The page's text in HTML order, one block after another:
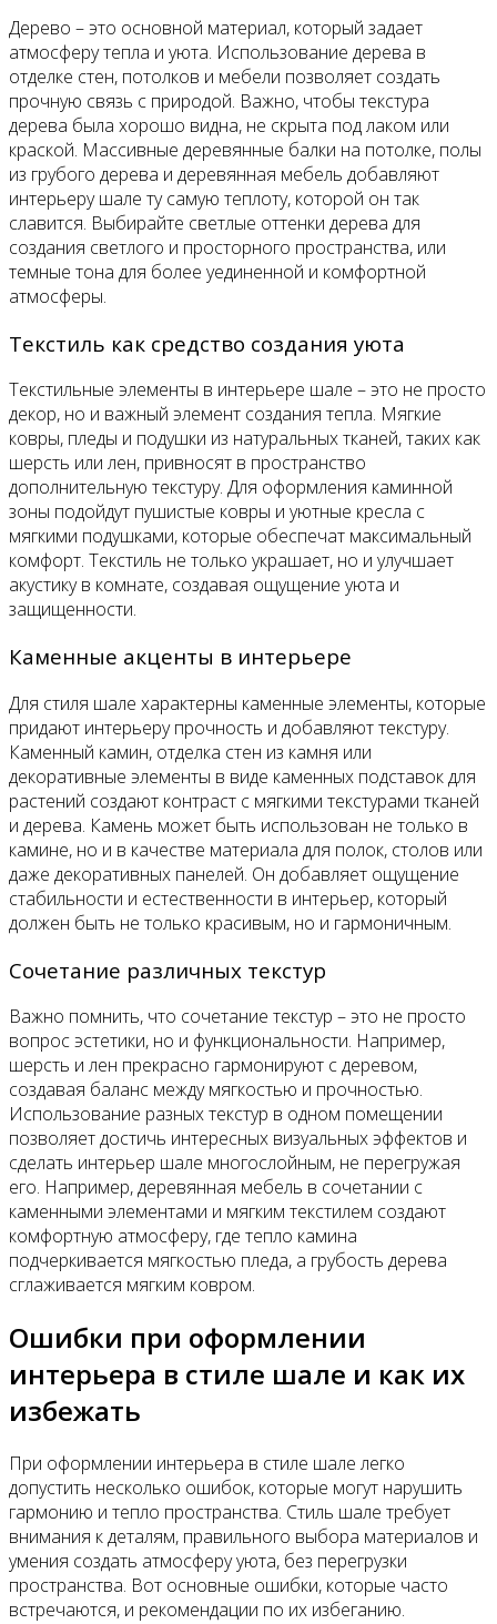
Дерево – это основной материал, который задает
атмосферу тепла и уюта. Использование дерева в
отделке стен, потолков и мебели позволяет создать
прочную связь с природой. Важно, чтобы текстура
дерева была хорошо видна, не скрыта под лаком или
краской. Массивные деревянные балки на потолке, полы
из грубого дерева и деревянная мебель добавляют
интерьеру шале ту самую теплоту, которой он так
славится. Выбирайте светлые оттенки дерева для
создания светлого и просторного пространства, или
темные тона для более уединенной и комфортной
атмосферы.
Текстиль как средство создания уюта
Текстильные элементы в интерьере шале – это не просто
декор, но и важный элемент создания тепла. Мягкие
ковры, пледы и подушки из натуральных тканей, таких как
шерсть или лен, привносят в пространство
дополнительную текстуру. Для оформления каминной
зоны подойдут пушистые ковры и уютные кресла с
мягкими подушками, которые обеспечат максимальный
комфорт. Текстиль не только украшает, но и улучшает
акустику в комнате, создавая ощущение уюта и
защищенности.
Каменные акценты в интерьере
Для стиля шале характерны каменные элементы, которые
придают интерьеру прочность и добавляют текстуру.
Каменный камин, отделка стен из камня или
декоративные элементы в виде каменных подставок для
растений создают контраст с мягкими текстурами тканей
и дерева. Камень может быть использован не только в
камине, но и в качестве материала для полок, столов или
даже декоративных панелей. Он добавляет ощущение
стабильности и естественности в интерьер, который
должен быть не только красивым, но и гармоничным.
Сочетание различных текстур
Важно помнить, что сочетание текстур – это не просто
вопрос эстетики, но и функциональности. Например,
шерсть и лен прекрасно гармонируют с деревом,
создавая баланс между мягкостью и прочностью.
Использование разных текстур в одном помещении
позволяет достичь интересных визуальных эффектов и
сделать интерьер шале многослойным, не перегружая
его. Например, деревянная мебель в сочетании с
каменными элементами и мягким текстилем создают
комфортную атмосферу, где тепло камина
подчеркивается мягкостью пледа, а грубость дерева
сглаживается мягким ковром.
Ошибки при оформлении
интерьера в стиле шале и как их
избежать
При оформлении интерьера в стиле шале легко
допустить несколько ошибок, которые могут нарушить
гармонию и тепло пространства. Стиль шале требует
внимания к деталям, правильного выбора материалов и
умения создать атмосферу уюта, без перегрузки
пространства. Вот основные ошибки, которые часто
встречаются, и рекомендации по их избеганию.